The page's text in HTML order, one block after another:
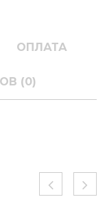
ОПЛАТА
(0)